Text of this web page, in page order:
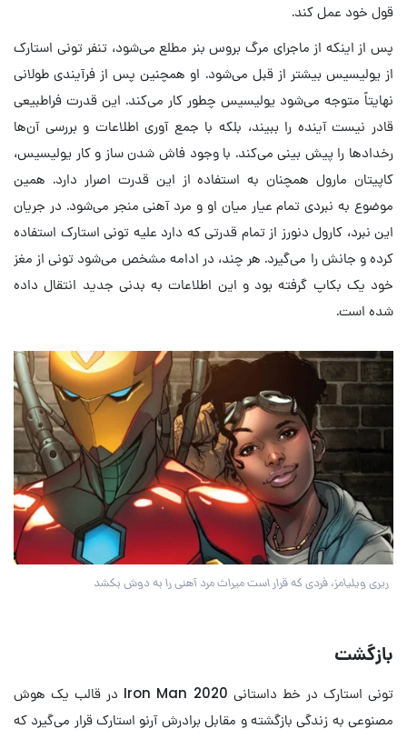
قول خود عمل کند.
پس از اینکه از ماجرای مرگ بروس بنر مطلع می‌شود، تنفر تونی استارک
از یولیسیس بیشتر از قبل می‌شود. او همچنین پس از فرآیندی طولانی
نهایتاً متوجه می‌شود یولیسیس چطور کار می‌کند. این قدرت فراطبیعی
قادر نیست آینده را ببیند، بلکه با جمع آوری اطلاعات و بررسی آن‌ها
رخدادها را پیش بینی می‌کند. با وجود فاش شدن ساز و کار یولیسیس،
کاپیتان مارول همچنان به استفاده از این قدرت اصرار دارد. همین
موضوع به نبردی تمام عیار میان او و مرد آهنی منجر می‌شود. در جریان
این نبرد، کارول دنورز از تمام قدرتی که دارد علیه تونی استارک استفاده
کرده و جانش را می‌گیرد. هر چند، در ادامه مشخص می‌شود تونی از مغز
خود یک بکاپ گرفته بود و این اطلاعات به بدنی جدید انتقال داده
شده است.
ریری ویلیامز، فردی که قرار است میراث مرد آهنی را به دوش بکشد
بازگشت
تونی استارک در خط داستانی Iron Man 2020 در قالب یک هوش
مصنوعی به زندگی بازگشته و مقابل برادرش آرنو استارک قرار می‌گیرد که